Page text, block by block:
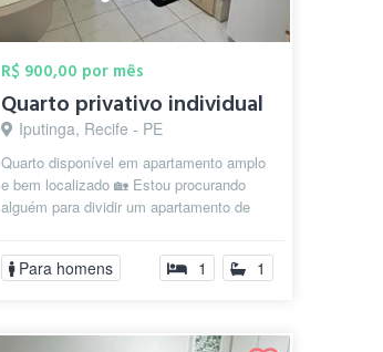
R$ 900,00 por mês
Quarto privativo individual
Iputinga, Recife - PE
Quarto disponível em apartamento amplo
e bem localizado 🏡 Estou procurando
alguém para dividir um apartamento de
ambie...
Para homens 1 1